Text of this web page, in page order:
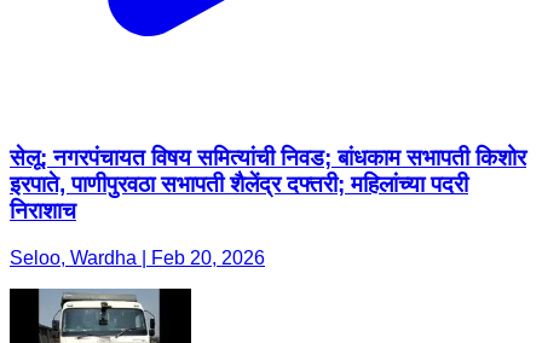
सेलू: नगरपंचायत विषय समित्यांची निवड; बांधकाम सभापती किशोर
इरपाते, पाणीपुरवठा सभापती शैलेंद्र दफ्तरी; महिलांच्या पदरी
निराशाच
Seloo, Wardha | Feb 20, 2026